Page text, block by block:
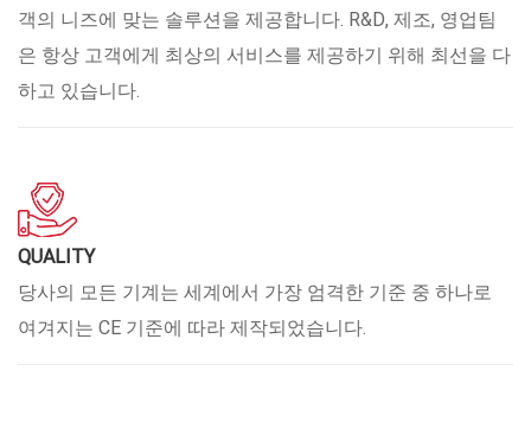
객의 니즈에 맞는 솔루션을 제공합니다. R&D, 제조, 영업팀
은 항상 고객에게 최상의 서비스를 제공하기 위해 최선을 다
하고 있습니다.
QUALITY
당사의 모든 기계는 세계에서 가장 엄격한 기준 중 하나로
여겨지는 CE 기준에 따라 제작되었습니다.